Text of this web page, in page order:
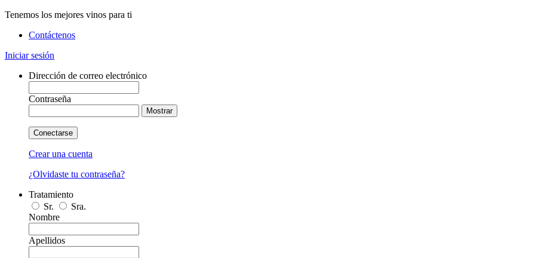
Tenemos los mejores vinos para ti
Contáctenos
Iniciar sesión
Dirección de correo electrónico
Contraseña
Mostrar
Conectarse
Crear una cuenta
¿Olvidaste tu contraseña?
Tratamiento
Sr.
Sra.
Nombre
Apellidos